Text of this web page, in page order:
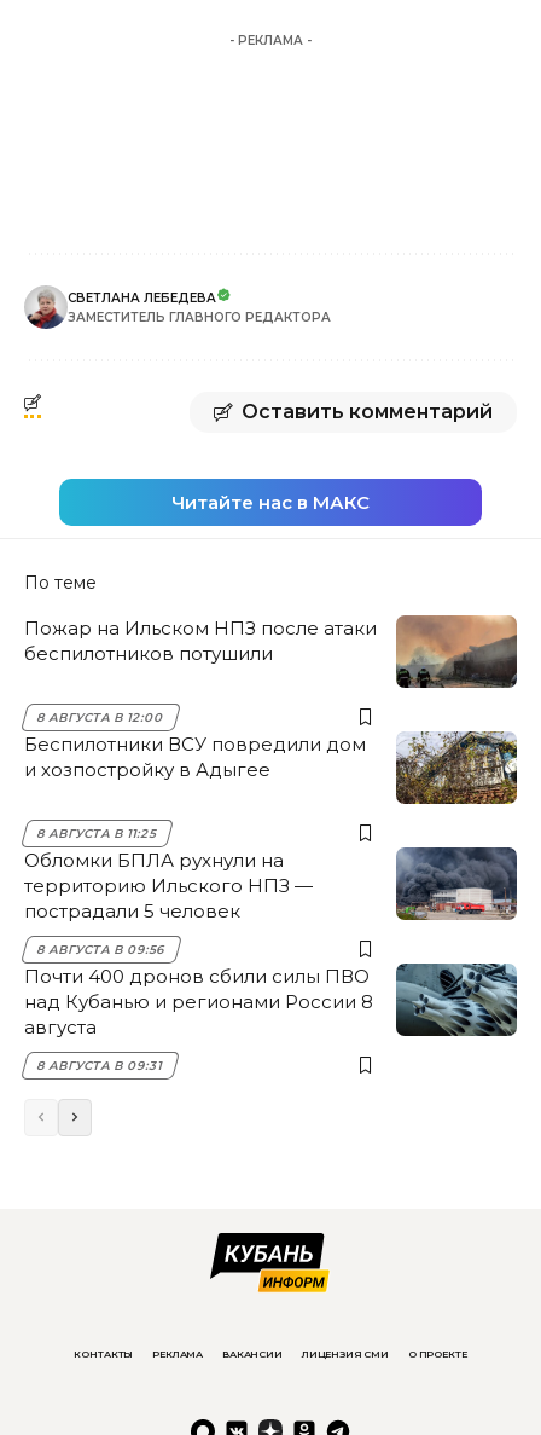
- РЕКЛАМА -
СВЕТЛАНА ЛЕБЕДЕВА
ЗАМЕСТИТЕЛЬ ГЛАВНОГО РЕДАКТОРА
Оставить комментарий
Читайте нас в МАКС
По теме
Пожар на Ильском НПЗ после атаки
беспилотников потушили
8 АВГУСТА В 12:00
Беспилотники ВСУ повредили дом
и хозпостройку в Адыгее
8 АВГУСТА В 11:25
Обломки БПЛА рухнули на
территорию Ильского НПЗ —
пострадали 5 человек
8 АВГУСТА В 09:56
Почти 400 дронов сбили силы ПВО
над Кубанью и регионами России 8
августа
8 АВГУСТА В 09:31
КОНТАКТЫ РЕКЛАМА ВАКАНСИИ ЛИЦЕНЗИЯ СМИ О ПРОЕКТЕ